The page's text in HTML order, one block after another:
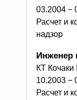
03.2004 −
Расчет и конструирование металлических конструкций промышленных зданий и сооружений, обследование зданий, авторский
надзор
КТ
10.2003 −
Расчет и конструирование металлических конструкций промышленных и гражданских зданий и сооружений, обследование